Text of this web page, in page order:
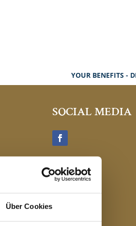
Über Cookies
YOUR BENEFITS -
SOCIAL MEDIA